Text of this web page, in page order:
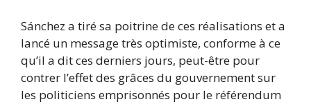
Sánchez a tiré sa poitrine de ces réalisations et a
lancé un message très optimiste, conforme à ce
qu’il a dit ces derniers jours, peut-être pour
contrer l’effet des grâces du gouvernement sur
les politiciens emprisonnés pour le référendum